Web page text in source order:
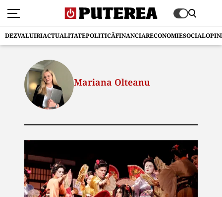
DEZVALUIRIACTUALITATEPOLITICĂFINANCIARECONOMIESOCIAL
Mariana Olteanu